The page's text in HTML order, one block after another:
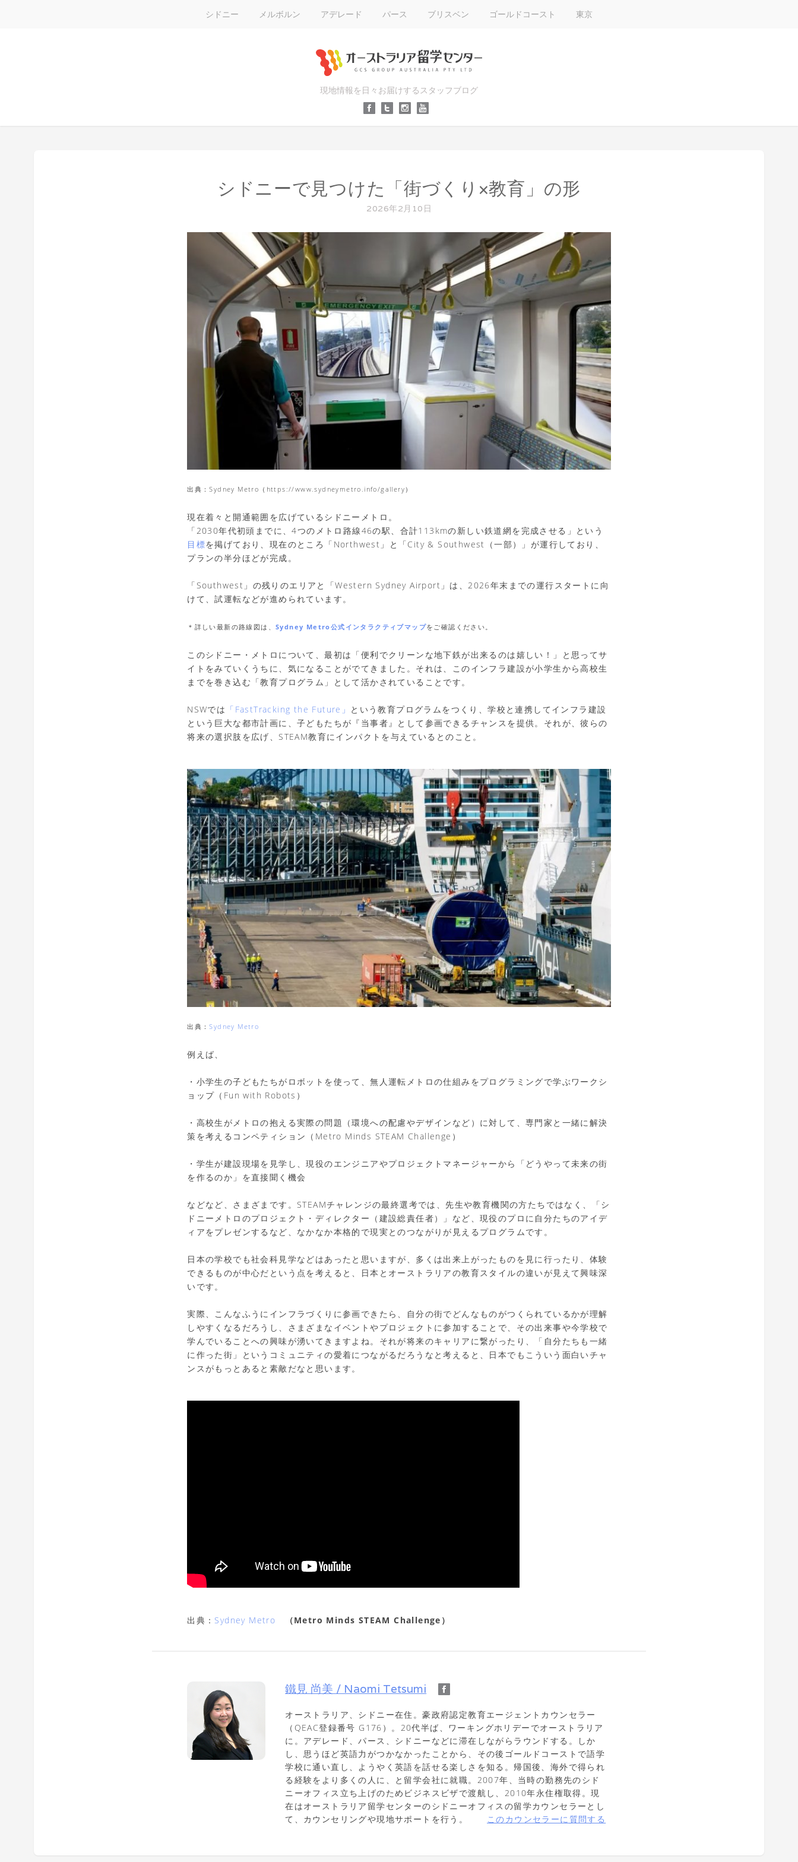
シドニー メルボルン アデレード パース ブリスベン ゴールドコースト 東京
現地情報を日々お届けするスタッフブログ
シドニーで見つけた「街づくり×教育」の形
2026年2月10日
出典：Sydney Metro（https://www.sydneymetro.info/gallery）
現在着々と開通範囲を広げているシドニーメトロ。
「2030年代初頭までに、4つのメトロ路線46の駅、合計113kmの新しい鉄道網を完成させる」という
目標を掲げており、現在のところ「Northwest」と「City & Southwest（一部）」が運行しており、
プランの半分ほどが完成。
「Southwest」の残りのエリアと「Western Sydney Airport」は、2026年末までの運行スタートに向
けて、試運転などが進められています。
＊詳しい最新の路線図は、Sydney Metro公式インタラクティブマップをご確認ください。
このシドニー・メトロについて、最初は「便利でクリーンな地下鉄が出来るのは嬉しい！」と思ってサ
イトをみていくうちに、気になることがでてきました。それは、このインフラ建設が小学生から高校生
までを巻き込む「教育プログラム」として活かされていることです。
NSWでは 「FastTracking the Future」 という教育プログラムをつくり、学校と連携してインフラ建設
という巨大な都市計画に、子どもたちが『当事者』として参画できるチャンスを提供。それが、彼らの
将来の選択肢を広げ、STEAM教育にインパクトを与えているとのこと。
出典：Sydney Metro
例えば、
・小学生の子どもたちがロボットを使って、無人運転メトロの仕組みをプログラミングで学ぶワークシ
ョップ（Fun with Robots）
・高校生がメトロの抱える実際の問題（環境への配慮やデザインなど）に対して、専門家と一緒に解決
策を考えるコンペティション（Metro Minds STEAM Challenge）
・学生が建設現場を見学し、現役のエンジニアやプロジェクトマネージャーから「どうやって未来の街
を作るのか」を直接聞く機会
などなど、さまざまです。STEAMチャレンジの最終選考では、先生や教育機関の方たちではなく、「シ
ドニーメトロのプロジェクト・ディレクター（建設総責任者）」など、現役のプロに自分たちのアイデ
ィアをプレゼンするなど、なかなか本格的で現実とのつながりが見えるプログラムです。
日本の学校でも社会科見学などはあったと思いますが、多くは出来上がったものを見に行ったり、体験
できるものが中心だという点を考えると、日本とオーストラリアの教育スタイルの違いが見えて興味深
いです。
実際、こんなふうにインフラづくりに参画できたら、自分の街でどんなものがつくられているかが理解
しやすくなるだろうし、さまざまなイベントやプロジェクトに参加することで、その出来事や今学校で
学んでいることへの興味が湧いてきますよね。それが将来のキャリアに繋がったり、「自分たちも一緒
に作った街」というコミュニティの愛着につながるだろうなと考えると、日本でもこういう面白いチャ
ンスがもっとあると素敵だなと思います。
出典： Sydney Metro （Metro Minds STEAM Challenge）
鐵見 尚美 / Naomi Tetsumi
オーストラリア、シドニー在住。豪政府認定教育エージェントカウンセラー
（QEAC登録番号 G176）。20代半ば、ワーキングホリデーでオーストラリア
に。アデレード、パース、シドニーなどに滞在しながらラウンドする。しか
し、思うほど英語力がつかなかったことから、その後ゴールドコーストで語学
学校に通い直し、ようやく英語を話せる楽しさを知る。帰国後、海外で得られ
る経験をより多くの人に、と留学会社に就職。2007年、当時の勤務先のシド
ニーオフィス立ち上げのためビジネスビザで渡航し、2010年永住権取得。現
在はオーストラリア留学センターのシドニーオフィスの留学カウンセラーとし
て、カウンセリングや現地サポートを行う。
このカウンセラーに質問する